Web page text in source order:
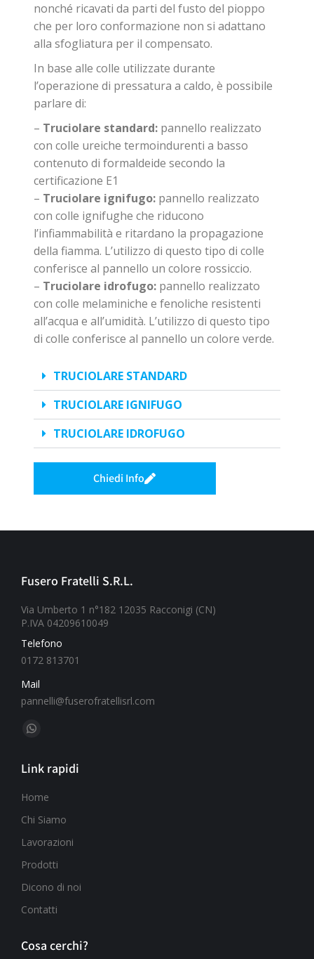
nonché ricavati da parti del fusto del pioppo
che per loro conformazione non si adattano
alla sfogliatura per il compensato.
In base alle colle utilizzate durante
l’operazione di pressatura a caldo, è possibile
parlare di:
– Truciolare standard:pannello realizzato
con colle ureiche termoindurenti a basso
contenuto di formaldeide secondo la
certificazione E1
– Truciolare ignifugo:pannello realizzato
con colle ignifughe che riducono
l’infiammabilità e ritardano la propagazione
della fiamma. L’utilizzo di questo tipo di colle
conferisce al pannello un colore rossiccio.
– Truciolare idrofugo:pannello realizzato
con colle melaminiche e fenoliche resistenti
all’acqua e all’umidità. L’utilizzo di questo tipo
di colle conferisce al pannello un colore verde.
TRUCIOLARE STANDARD
TRUCIOLARE IGNIFUGO
TRUCIOLARE IDROFUGO
Chiedi Info
Fusero Fratelli S.R.L.
Via Umberto 1 n°182 12035 Racconigi (CN)
P.IVA 04209610049
Telefono
0172 813701
Mail
pannelli@fuserofratellisrl.com
Ci puoi trovare su:
Link rapidi
Home
Chi Siamo
Lavorazioni
Prodotti
Dicono di noi
Contatti
Cosa cerchi?